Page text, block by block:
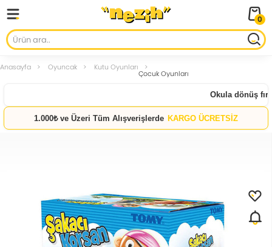
0
Anasayfa Oyuncak Kutu Oyunları
Çocuk Oyunları
Okula dönüş
1.000₺ ve Üzeri Tüm Alışverişlerde KARGO ÜCRETSİZ